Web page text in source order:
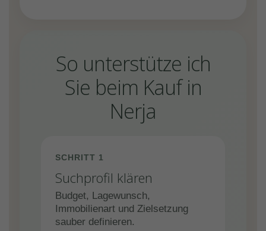
So unterstütze ich
Sie beim Kauf in
Nerja
SCHRITT 1
Suchprofil klären
Budget, Lagewunsch,
Immobilienart und Zielsetzung
sauber definieren.